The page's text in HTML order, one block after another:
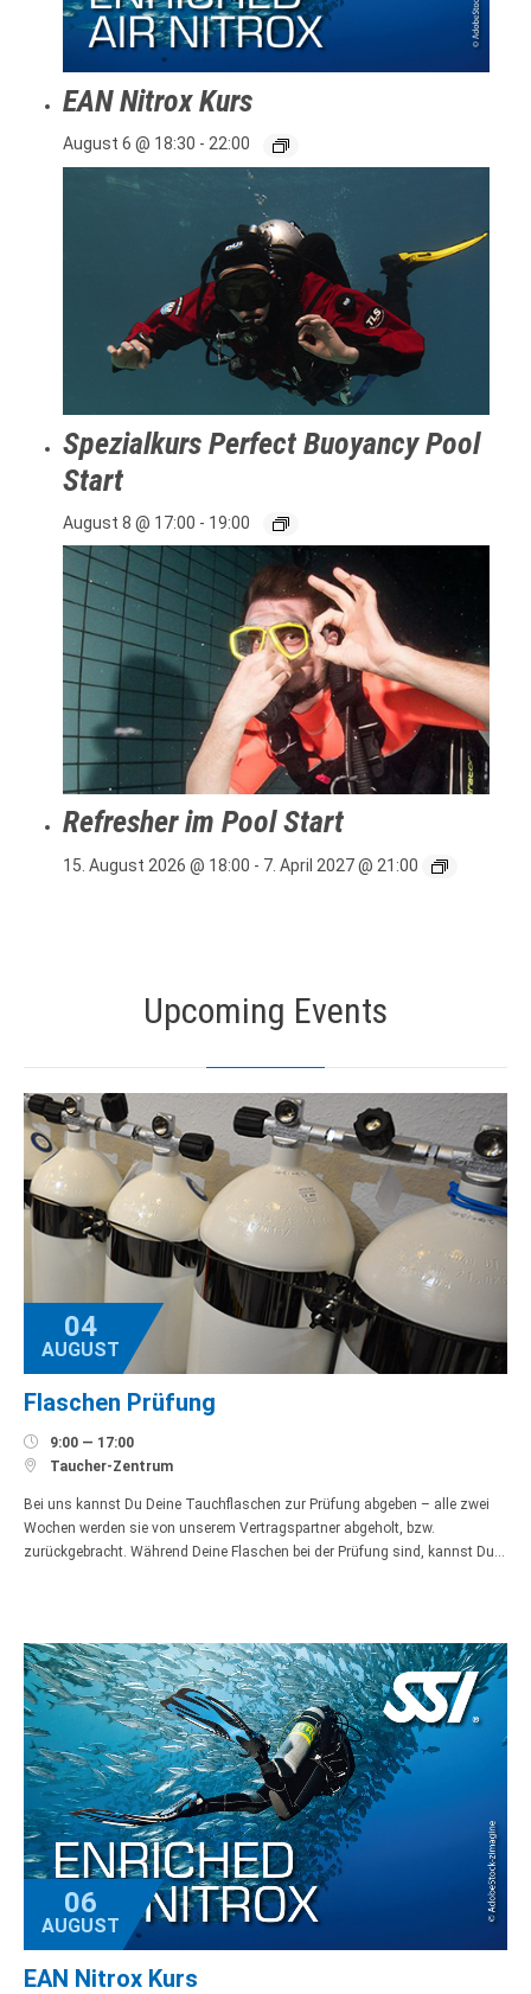
EAN Nitrox Kurs
August 6 @ 18:30 -22:00
Spezialkurs Perfect Buoyancy Pool
Start
August 8 @ 17:00 - 19:00
Refresher im Pool Start
15. August 2026 @ 18:00 - 7. April 2027 @ 21:00
Upcoming Events
04
AUGUST
Flaschen Prüfung
 9:00 — 17:00
 Taucher-Zentrum
Bei uns kannst Du Deine Tauchflaschen zur Prüfung abgeben – alle zwei
Wochen werden sie von unserem Vertragspartner abgeholt, bzw.
zurückgebracht. Während Deine Flaschen bei der Prüfung sind, kannst Du…
06
AUGUST
EAN Nitrox Kurs